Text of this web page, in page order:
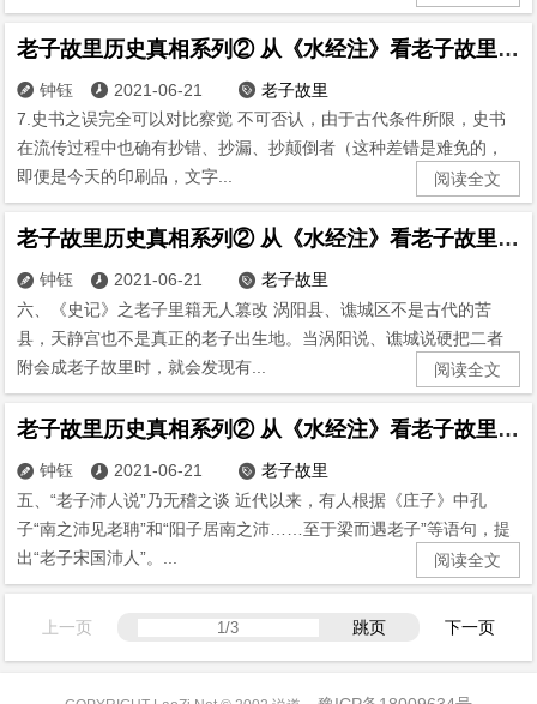
老子故里历史真相系列② 从《水经注》看老子故里(7)
 钟钰  2021-06-21  老子故里
7.史书之误完全可以对比察觉 不可否认，由于古代条件所限，史书
在流传过程中也确有抄错、抄漏、抄颠倒者（这种差错是难免的，
即便是今天的印刷品，文字...
阅读全文
老子故里历史真相系列② 从《水经注》看老子故里(6)
 钟钰  2021-06-21  老子故里
六、《史记》之老子里籍无人篡改 涡阳县、谯城区不是古代的苦
县，天静宫也不是真正的老子出生地。当涡阳说、谯城说硬把二者
附会成老子故里时，就会发现有...
阅读全文
老子故里历史真相系列② 从《水经注》看老子故里(5)
 钟钰  2021-06-21  老子故里
五、“老子沛人说”乃无稽之谈 近代以来，有人根据《庄子》中孔
子“南之沛见老聃”和“阳子居南之沛……至于梁而遇老子”等语句，提
出“老子宋国沛人”。...
阅读全文
上一页 跳页 下一页